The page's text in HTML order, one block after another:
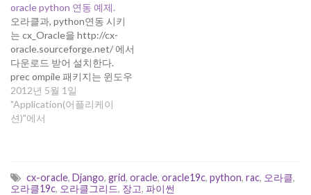
소: fox-scan
(172.20.124.241,
172.20.124.242,
172.30.124.243) 오라클 클라
이언트는 데비안 패키지 배포
는 지원하지 않으므로, rpm 패
키지나 tar 파일을…
oracle python 연동 예제.
오라클과, python연동 시키
는 cx_Oracle을 http://cx-
oracle.sourceforge.net/ 에서
다운로드 받어 설치한다.
prec ompile 패키지는 윈도우
용과 리눅스용만 있는것 같
다. 아래는 테스트 코드(Lotto
테이블에서, 491회 당첨번호
user/passwd: fox/fox table
name: lotto >>> import
2012년 5월 1일
"Application(어플리케이
션)"에서
cx-oracle, Django, grid, oracle, oracle19c, python, rac, 오라클,
오라클19c, 오라클그리드, 장고, 파이썬